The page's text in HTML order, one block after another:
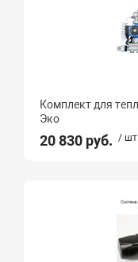
Комплект для
Эко
20 830 руб. / шт.